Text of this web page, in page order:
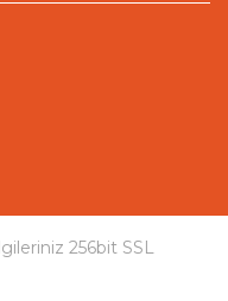
256bit SSL